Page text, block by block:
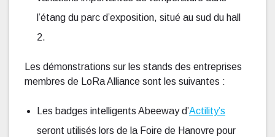
l’étang du parc d’exposition, situé au sud du hall
2.
Les démonstrations sur les stands des entreprises
membres de LoRa Alliance sont les suivantes :
Les badges intelligents Abeeway d’Actility’s
seront utilisés lors de la Foire de Hanovre pour